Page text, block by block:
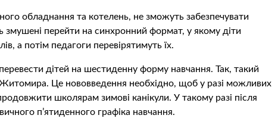
обладнання та котелень, не зможуть забезпечувати
змушені перейти на синхронний формат, у якому діти
а потім педагоги перевірятимуть їх.
дітей на шестиденну форму навчання. Так, такий
Це нововведення необхідно, щоб у разі можливих
школярам зимові канікули. У такому разі після
п’ятиденного графіка навчання.